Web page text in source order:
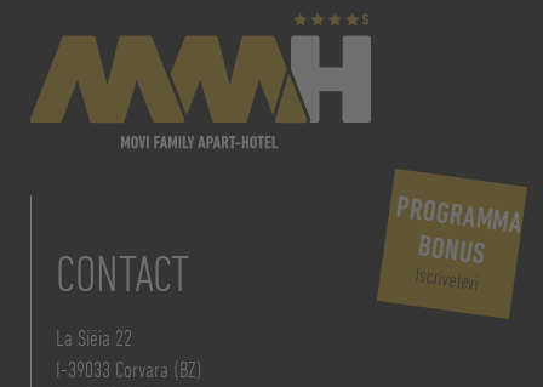
PROGRAMMA
BONUS
Iscrivetevi
CONTACT
La Siëia 22
I-39033 Corvara (BZ)